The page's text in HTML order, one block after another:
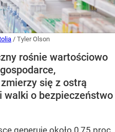
/ Tyler Olson
rośnie wartościowo
się z ostrą
walki o bezpieczeństwo
generuje około 0,75 proc.